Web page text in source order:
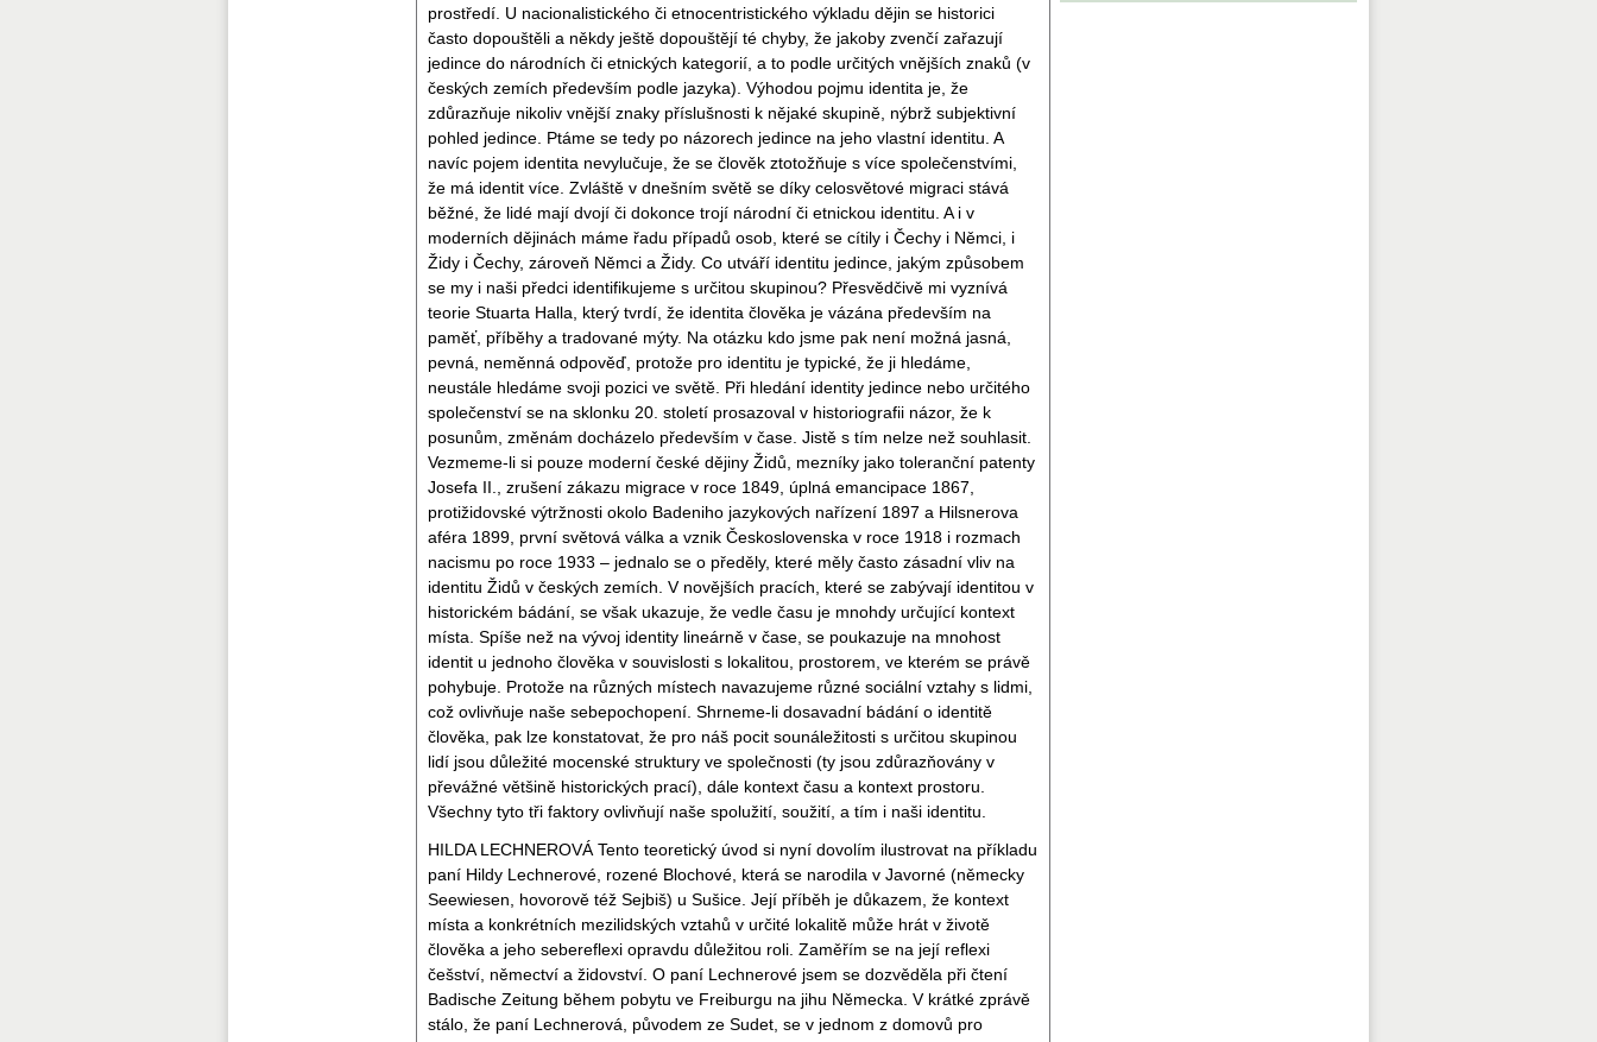
prostředí. U nacionalistického či etnocentristického výkladu dějin se historici
často dopouštěli a někdy ještě dopouštějí té chyby, že jakoby zvenčí zařazují
jedince do národních či etnických kategorií, a to podle určitých vnějších znaků (v
českých zemích především podle jazyka). Výhodou pojmu identita je, že
zdůrazňuje nikoliv vnější znaky příslušnosti k nějaké skupině, nýbrž subjektivní
pohled jedince. Ptáme se tedy po názorech jedince na jeho vlastní identitu. A
navíc pojem identita nevylučuje, že se člověk ztotožňuje s více společenstvími,
že má identit více. Zvláště v dnešním světě se díky celosvětové migraci stává
běžné, že lidé mají dvojí či dokonce trojí národní či etnickou identitu. A i v
moderních dějinách máme řadu případů osob, které se cítily i Čechy i Němci, i
Židy i Čechy, zároveň Němci a Židy. Co utváří identitu jedince, jakým způsobem
se my i naši předci identifikujeme s určitou skupinou? Přesvědčivě mi vyznívá
teorie Stuarta Halla, který tvrdí, že identita člověka je vázána především na
paměť, příběhy a tradované mýty. Na otázku kdo jsme pak není možná jasná,
pevná, neměnná odpověď, protože pro identitu je typické, že ji hledáme,
neustále hledáme svoji pozici ve světě. Při hledání identity jedince nebo určitého
společenství se na sklonku 20. století prosazoval v historiografii názor, že k
posunům, změnám docházelo především v čase. Jistě s tím nelze než souhlasit.
Vezmeme-li si pouze moderní české dějiny Židů, mezníky jako toleranční patenty
Josefa II., zrušení zákazu migrace v roce 1849, úplná emancipace 1867,
protižidovské výtržnosti okolo Badeniho jazykových nařízení 1897 a Hilsnerova
aféra 1899, první světová válka a vznik Československa v roce 1918 i rozmach
nacismu po roce 1933 – jednalo se o předěly, které měly často zásadní vliv na
identitu Židů v českých zemích. V novějších pracích, které se zabývají identitou v
historickém bádání, se však ukazuje, že vedle času je mnohdy určující kontext
místa. Spíše než na vývoj identity lineárně v čase, se poukazuje na mnohost
identit u jednoho člověka v souvislosti s lokalitou, prostorem, ve kterém se právě
pohybuje. Protože na různých místech navazujeme různé sociální vztahy s lidmi,
což ovlivňuje naše sebepochopení. Shrneme-li dosavadní bádání o identitě
člověka, pak lze konstatovat, že pro náš pocit sounáležitosti s určitou skupinou
lidí jsou důležité mocenské struktury ve společnosti (ty jsou zdůrazňovány v
převážné většině historických prací), dále kontext času a kontext prostoru.
Všechny tyto tři faktory ovlivňují naše spolužití, soužití, a tím i naši identitu.
HILDA LECHNEROVÁ Tento teoretický úvod si nyní dovolím ilustrovat na příkladu
paní Hildy Lechnerové, rozené Blochové, která se narodila v Javorné (německy
Seewiesen, hovorově též Sejbiš) u Sušice. Její příběh je důkazem, že kontext
místa a konkrétních mezilidských vztahů v určité lokalitě může hrát v životě
člověka a jeho sebereflexi opravdu důležitou roli. Zaměřím se na její reflexi
češství, němectví a židovství. O paní Lechnerové jsem se dozvěděla při čtení
Badische Zeitung během pobytu ve Freiburgu na jihu Německa. V krátké zprávě
stálo, že paní Lechnerová, původem ze Sudet, se v jednom z domovů pro